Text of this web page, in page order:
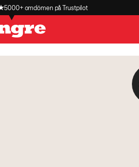
5000+ omdömen på Trustpilot